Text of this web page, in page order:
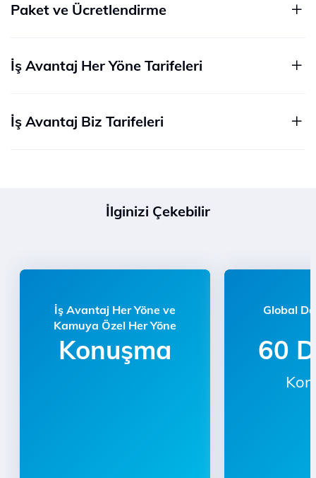
Paket ve Ücretlendirme
İş Avantaj Her Yöne Tarifeleri
İş Avantaj Biz Tarifeleri
İlginizi Çekebilir
İş Avantaj Her Yöne ve
Kamuya Özel Her Yöne
Konuşma
Global
60